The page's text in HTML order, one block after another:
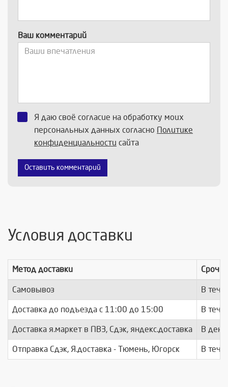
Ваш комментарий
Я даю своё согласие на обработку моих
персональных данных согласно
Политике
конфиденциальности сайта
Оставить комментарий
Условия доставки
Метод доставки
Самовывоз В
Доставка до подъезда c 11:00 до 15:00 В
Доставка я.маркет в ПВЗ, Сдэк, яндекс.доставка В день
Отправка Сдэк, Я.доставка - Тюмень, Югорск В